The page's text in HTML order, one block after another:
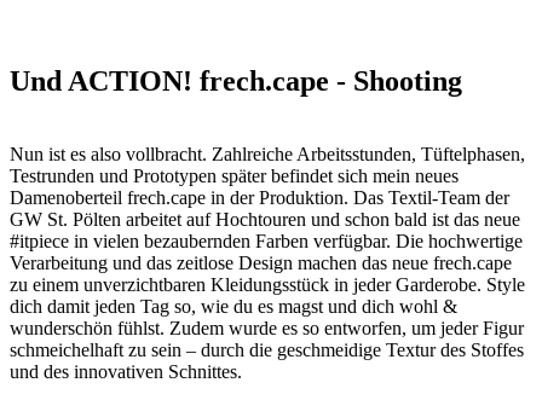
Und ACTION! frech.cape - Shooting
Nun ist es also vollbracht. Zahlreiche Arbeitsstunden, Tüftelphasen,
Testrunden und Prototypen später befindet sich mein neues
Damenoberteil frech.cape in der Produktion. Das Textil-Team der
GW St. Pölten arbeitet auf Hochtouren und schon bald ist das neue
#itpiece in vielen bezaubernden Farben verfügbar. Die hochwertige
Verarbeitung und das zeitlose Design machen das neue frech.cape
zu einem unverzichtbaren Kleidungsstück in jeder Garderobe. Style
dich damit jeden Tag so, wie du es magst und dich wohl &
wunderschön fühlst. Zudem wurde es so entworfen, um jeder Figur
schmeichelhaft zu sein – durch die geschmeidige Textur des Stoffes
und des innovativen Schnittes.